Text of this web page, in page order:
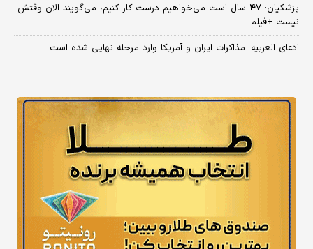
پزشکیان: ۴۷ سال است می‌خواهیم درست کار کنیم، می‌گویند الان وقتش
نیست +فیلم
ادعای العربیه: مذاکرات ایران و آمریکا وارد مرحله نهایی شده است